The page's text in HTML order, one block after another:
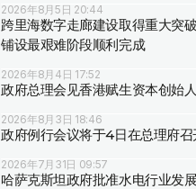
2026年8月5日 20:44
跨里海数字走廊建设取得重大突
铺设最艰难阶段顺利完成
2026年8月4日 17:52
政府总理会见香港赋生资本创始人
2026年8月3日 18:46
政府例行会议将于4日在总理府召
2026年7月31日 09:57
哈萨克斯坦政府批准水电行业发